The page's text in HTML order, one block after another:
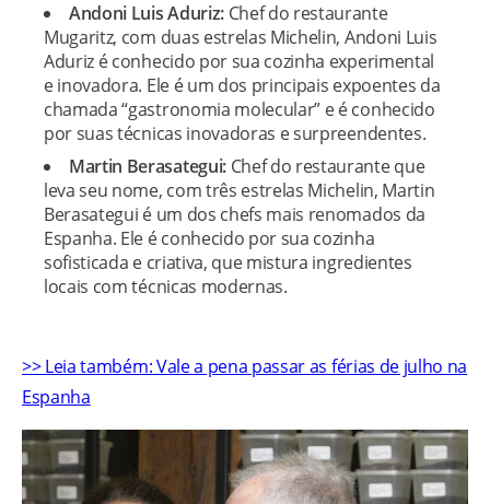
Andoni Luis Aduriz:Chef do restaurante
Mugaritz, com duas estrelas Michelin, Andoni Luis
Aduriz é conhecido por sua cozinha experimental
e inovadora. Ele é um dos principais expoentes da
chamada “gastronomia molecular” e é conhecido
por suas técnicas inovadoras e surpreendentes.
Martin Berasategui:Chef do restaurante que
leva seu nome, com três estrelas Michelin, Martin
Berasategui é um dos chefs mais renomados da
Espanha. Ele é conhecido por sua cozinha
sofisticada e criativa, que mistura ingredientes
locais com técnicas modernas.
>> Leia também: Vale a pena passar as férias de julho na
Espanha